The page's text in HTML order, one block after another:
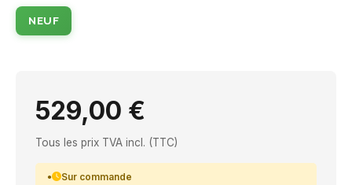
NEUF
529,00 €
Tous les prix TVA incl. (TTC)
Sur commande